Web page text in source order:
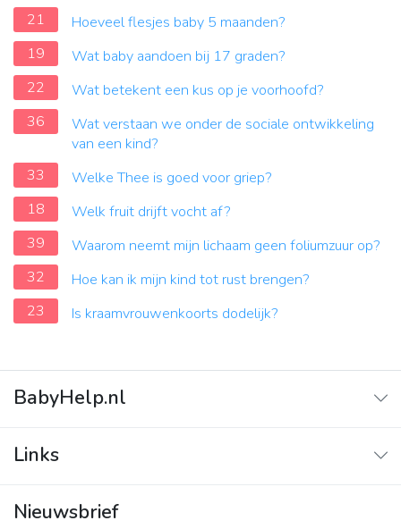
21
Hoeveel flesjes baby 5 maanden?
19
Wat baby aandoen bij 17 graden?
22
Wat betekent een kus op je voorhoofd?
36
Wat verstaan we onder de sociale ontwikkeling
van een kind?
33
Welke Thee is goed voor griep?
18
Welk fruit drijft vocht af?
39
Waarom neemt mijn lichaam geen foliumzuur op?
32
Hoe kan ik mijn kind tot rust brengen?
23
Is kraamvrouwenkoorts dodelijk?
BabyHelp.nl
Vraag & Antwoord
Links
Contact
Nieuwsbrief